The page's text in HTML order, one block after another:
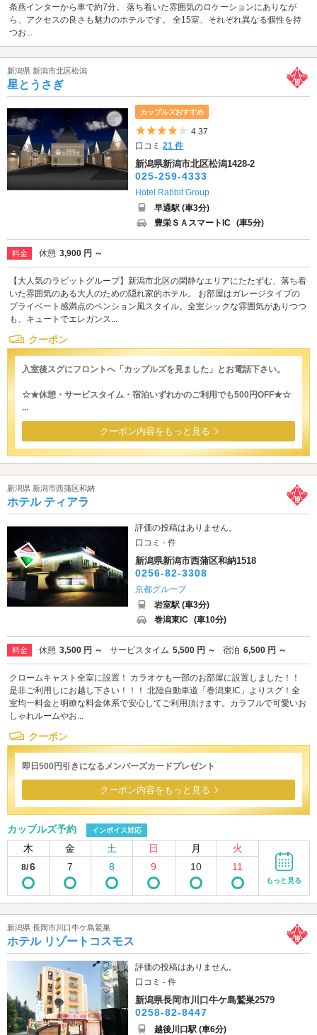
条燕インターから車で約7分。 落ち着いた雰囲気のロケーションにありなが
ら、アクセスの良さも魅力のホテルです。 全15室、それぞれ異なる個性を持
つお...
新潟県 新潟市北区松潟
星とうさぎ
カップルズおすすめ
5つ星のうち4
4.37
口コミ21 件
新潟県新潟市北区松潟1428-2
025-259-4333
Hotel Rabbit Group
早通駅 (車3分)
豊栄ＳＡスマートIC (車5分)
料金 休憩 3,900 円 ～
【大人気のラビットグループ】新潟市北区の閑静なエリアにたたずむ、落ち着
いた雰囲気のある大人のための隠れ家的ホテル。 お部屋はガレージタイプの
プライベート感満点のペンション風スタイル。全室シックな雰囲気がありつつ
も、キュートでエレガンス...
クーポン
入室後スグにフロントへ「カップルズを見ました」とお電話下さい。
☆★休憩・サービスタイム・宿泊いずれかのご利用でも500円OFF★☆
...
クーポン内容をもっと見る
新潟県 新潟市西蒲区和納
ホテル ティアラ
評価の投稿はありません。
口コミ - 件
新潟県新潟市西蒲区和納1518
0256-82-3308
京都グループ
岩室駅 (車3分)
巻潟東IC (車10分)
料金 休憩 3,500 円 ～ サービスタイム 5,500 円 ～ 宿泊 6,500 円 ～
クロームキャスト全室に設置！ カラオケも一部のお部屋に設置しました！！
是非ご利用しにお越し下さい！！！ 北陸自動車道「巻潟東IC」よりスグ！全
室均一料金と明瞭な料金体系で安心してご利用頂けます。カラフルで可愛いお
しゃれルームやお...
クーポン
即日500円引きになるメンバーズカードプレゼント
クーポン内容をもっと見る
カップルズ予約 インボイス対応
木 金 土 日 月 火
8/6 7 8 9 10 11
もっと見る
新潟県 長岡市川口牛ケ島鷲巣
ホテル リゾートコスモス
評価の投稿はありません。
口コミ - 件
新潟県長岡市川口牛ケ島鷲巣2579
0258-82-8447
越後川口駅 (車6分)